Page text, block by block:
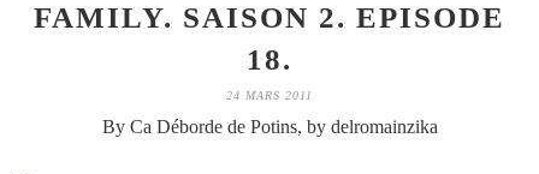
FAMILY. SAISON 2. EPISODE
18.
24 MARS 2011
By Ca Déborde de Potins, by delromainzika